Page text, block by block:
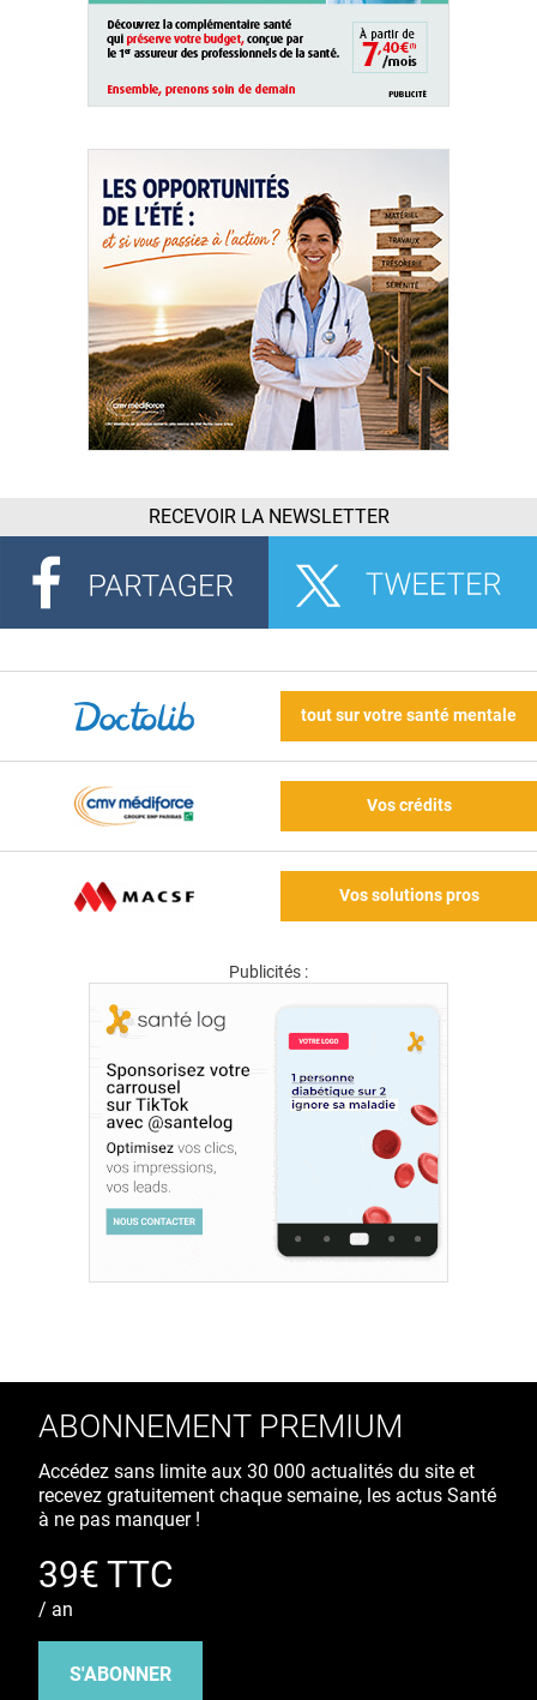
RECEVOIR LA NEWSLETTER
tout sur votre santé mentale
Vos crédits
Vos solutions pros
Publicités :
ABONNEMENT PREMIUM
Accédez sans limite aux 30 000 actualités du site et
recevez gratuitement chaque semaine, les actus Santé
à ne pas manquer !
39€ TTC
/ an
S'ABONNER